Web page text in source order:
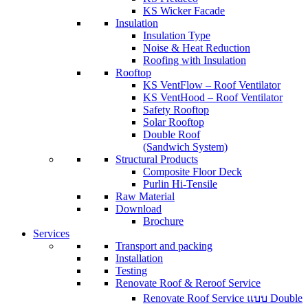
KS Wicker Facade
Insulation
Insulation Type
Noise & Heat Reduction
Roofing with Insulation
Rooftop
KS VentFlow – Roof Ventilator
KS VentHood – Roof Ventilator
Safety Rooftop
Solar Rooftop
Double Roof
(Sandwich System)
Structural Products
Composite Floor Deck
Purlin Hi-Tensile
Raw Material
Download
Brochure
Services
Transport and packing
Installation
Testing
Renovate Roof & Reroof Service
Renovate Roof Service แบบ Double